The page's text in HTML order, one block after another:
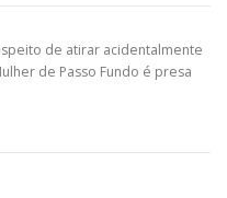
de atirar acidentalmente
de Passo Fundo é presa